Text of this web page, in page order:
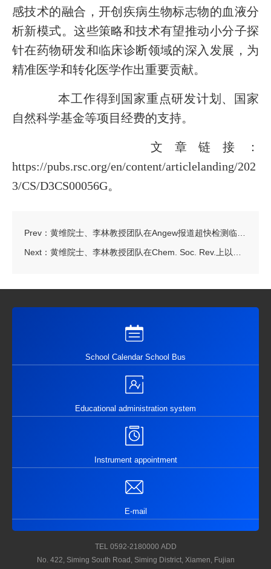
感技术的融合，开创疾病生物标志物的血液分
析新模式。这些策略和技术有望推动小分子探
针在药物研发和临床诊断领域的深入发展，为
精准医学和转化医学作出重要贡献。
本工作得到国家重点研发计划、国家
自然科学基金等项目经费的支持。
文章链接：
https://pubs.rsc.org/en/content/articlelanding/202
3/CS/D3CS00056G。
Prev： 黄维院士、李林教授团队在Angew报道超快检测临床胶质瘤样本中MAO-A含量的荧光探针
Next： 黄维院士、李林教授团队在Chem. Soc. Rev.上以封面论文形式发表光学/电化学法检测线粒体能量代谢标志物的最新综述
School Calendar School Bus
Educational administration system
Instrument appointment
E-mail
TEL 0592-2180000 ADD
No. 422, Siming South Road, Siming District, Xiamen, Fujian